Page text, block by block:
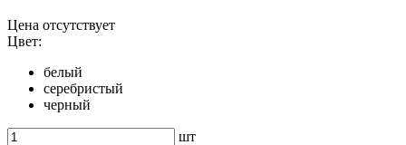
Цена отсутствует
Цвет:
белый
серебристый
черный
шт